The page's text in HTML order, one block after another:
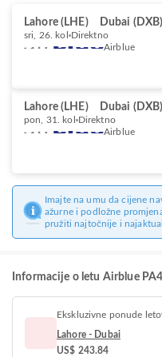
Lahore (LHE) Dubai (DXB)
sri, 26. kol Direktno
Airblue
Lahore (LHE) Dubai (DXB)
pon, 31. kol Direktno
Airblue
Imajte na umu da cijene
ažurne i podložne
pružiti najtočnije i
Informacije o letu Airblue
Ekskluzivne ponude
Lahore - Dubai
US$ 243.84